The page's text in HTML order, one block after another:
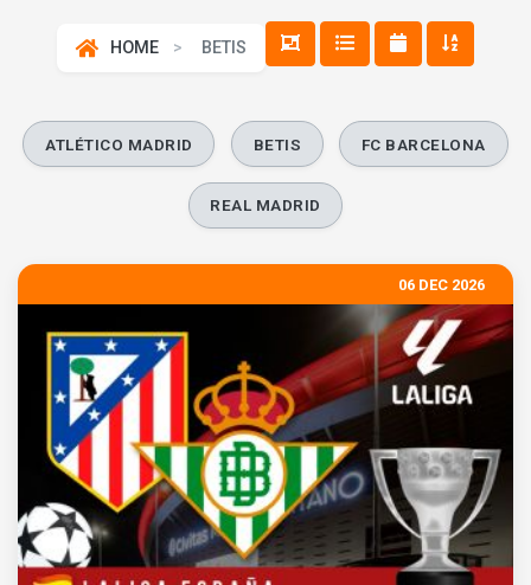
HOME BETIS
ATLÉTICO MADRID BETIS FC BARCELONA
REAL MADRID
06 DEC 2026